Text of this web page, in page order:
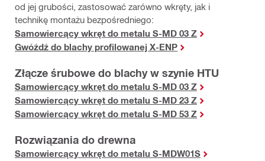
od jej grubości, zastosować zarówno wkręty, jak i
technikę montażu bezpośredniego:
Samowiercący wkręt do metalu S-MD 03 Z
Gwóźdź do blachy profilowanej X-ENP
Złącze śrubowe do blachy w szynie HTU
Samowiercący wkręt do metalu S-MD 03 Z
Samowiercący wkręt do metalu S-MD 23 Z
Samowiercący wkręt do metalu S-MD 53 Z
Rozwiązania do drewna
Samowiercący wkręt do metalu S-MDW01S